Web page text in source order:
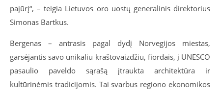
pajūrį“, – teigia Lietuvos oro uostų generalinis direktorius
Simonas Bartkus.
Bergenas – antrasis pagal dydį Norvegijos miestas,
garsėjantis savo unikaliu kraštovaizdžiu, fiordais, į UNESCO
pasaulio paveldo sąrašą įtraukta architektūra ir
kultūrinėmis tradicijomis. Tai svarbus regiono ekonomikos